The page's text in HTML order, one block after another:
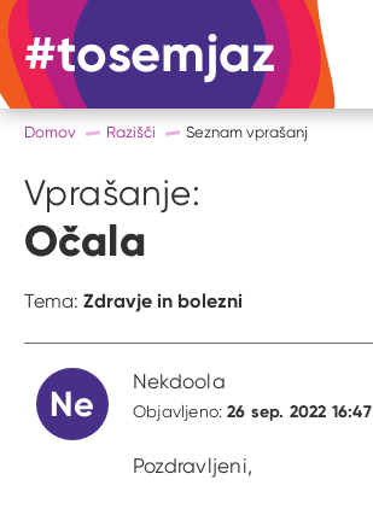
#tosemjaz #to sem jaz
Domov Razišči Seznam vprašanj
Vprašanje:
Očala
Tema: Zdravje in bolezni
Ne
Nekdoola
Objavljeno:26 sep. 2022 16:47
Pozdravljeni,